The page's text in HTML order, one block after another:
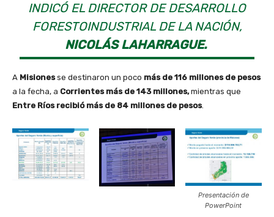
INDICÓ EL DIRECTOR DE DESARROLLO
FORESTOINDUSTRIAL DE LA NACIÓN,
NICOLÁS LAHARRAGUE.
A Misionesse destinaron un poco más de 116 millones de pesos
a la fecha, a Corrientes más de 143 millones,mientras que
Entre Ríos recibió más de 84 millones de pesos.
Presentación de
PowerPoint